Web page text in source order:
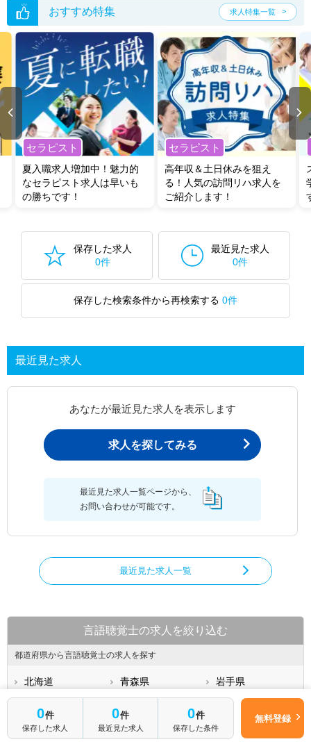
おすすめ特集 求人特集一覧
セラピスト
夏入職求人増加中！魅力的
なセラピスト求人は早いも
の勝ちです！
セラピスト
高年収＆土日休みを狙え
る！人気の訪問リハ求人を
ご紹介します！
保存した求人
0件
最近見た求人
0件
保存した検索条件から再検索する 0件
最近見た求人
あなたが最近見た求人を表示します
求人を探してみる
最近見た求人一覧ページから、
お問い合わせが可能です。
最近見た求人一覧
0件
保存した求人
0件
最近見た求人
0件
保存した条件
無料登録
言語聴覚士の求人を絞り込む
都道府県から言語聴覚士の求人を探す
北海道 青森県
岩手県
宮城県
秋田県
山形県
福島県
茨城県
群馬県
埼玉県
千葉県